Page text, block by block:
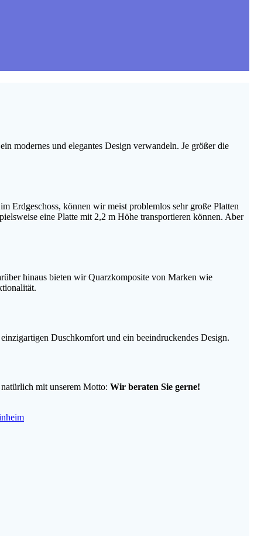
modernes und elegantes Design verwandeln. Je größer die
Erdgeschoss, können wir meist problemlos sehr große Platten
eine Platte mit 2,2 m Höhe transportieren können. Aber
hinaus bieten wir Quarzkomposite von Marken wie
Duschkomfort und ein beeindruckendes Design.
mit unserem Motto: Wir beraten Sie gerne!